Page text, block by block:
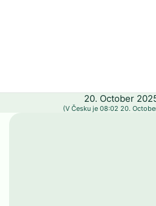
20. October
(V Česku je 08:02 20.